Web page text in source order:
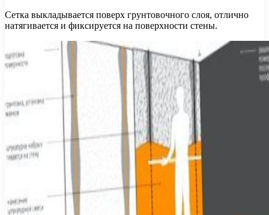
Сетка выкладывается поверх грунтовочного слоя, отлично
натягивается и фиксируется на поверхности стены.